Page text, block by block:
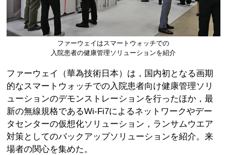
ファーウェイはスマートウォッチでの
入院患者の健康管理ソリューションを紹介
ファーウェイ（華為技術日本）は，国内初となる画期
的なスマートウォッチでの入院患者向け健康管理ソリ
ューションのデモンストレーションを行ったほか，最
新の無線規格であるWi-Fi7によるネットワークやデー
タセンターの仮想化ソリューション，ランサムウエア
対策としてのバックアップソリューションを紹介。来
場者の関心を集めた。